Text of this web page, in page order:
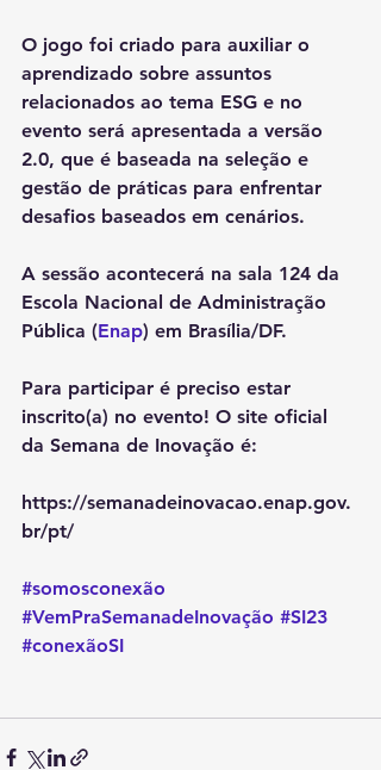
O jogo foi criado para auxiliar o
aprendizado sobre assuntos
relacionados ao tema ESG e no
evento será apresentada a versão
2.0, que é baseada na seleção e
gestão de práticas para enfrentar
desafios baseados em cenários.
A sessão acontecerá na sala 124 da
Escola Nacional de Administração
Pública (Enap) em Brasília/DF.
Para participar é preciso estar
inscrito(a) no evento! O site oficial
da Semana de Inovação é:
https://semanadeinovacao.enap.gov.
br/pt/
#somosconexão
#VemPraSemanadeInovação #SI23
#conexãoSI